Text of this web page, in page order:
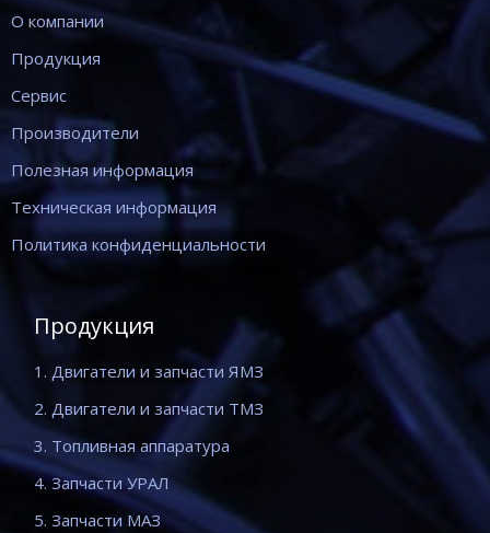
О компании
Продукция
Сервис
Производители
Полезная информация
Техническая информация
Политика конфиденциальности
Продукция
1. Двигатели и запчасти ЯМЗ
2. Двигатели и запчасти ТМЗ
3. Топливная аппаратура
4. Запчасти УРАЛ
5. Запчасти МАЗ